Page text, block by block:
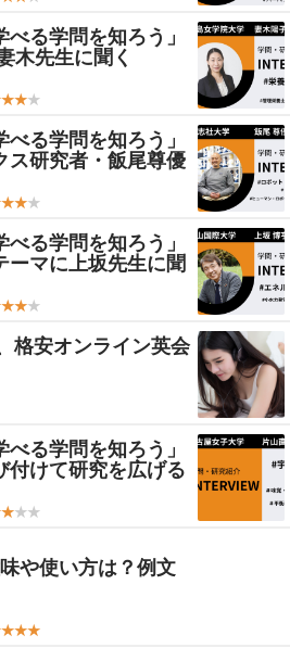
る学問を知ろう」
木先生に聞く
★
る学問を知ろう」
ス研究者・飯尾尊優
★
る学問を知ろう」
ーマに上坂先生に聞
★
格安オンライン英会
る学問を知ろう」
付けて研究を広げる
★★
や使い方は？例文